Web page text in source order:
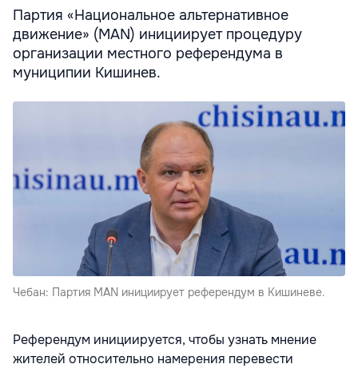
Партия «Национальное альтернативное
движение» (MAN) инициирует процедуру
организации местного референдума в
муниципии Кишинев.
Чебан: Партия MAN инициирует референдум в Кишиневе.
Референдум инициируется, чтобы узнать мнение
жителей относительно намерения перевести